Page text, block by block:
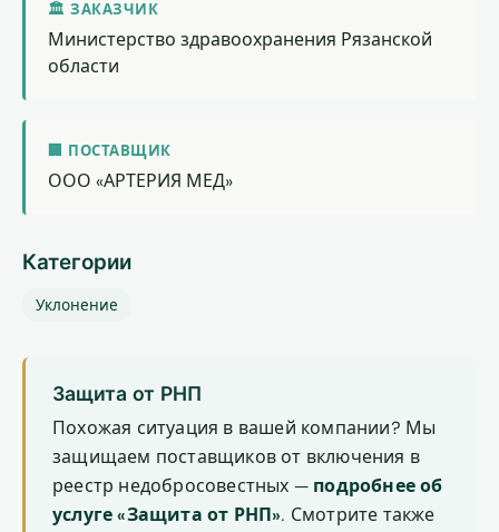
🏛 ЗАКАЗЧИК
Министерство здравоохранения Рязанской
области
🏢 ПОСТАВЩИК
ООО «АРТЕРИЯ МЕД»
Категории
Уклонение
Защита от РНП
Похожая ситуация в вашей компании? Мы
защищаем поставщиков от включения в
реестр недобросовестных — подробнее об
услуге «Защита от РНП». Смотрите также